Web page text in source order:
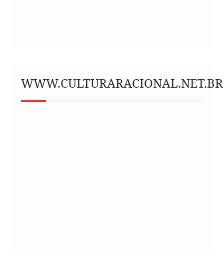
WWW.CULTURARACIONAL.NET.BR